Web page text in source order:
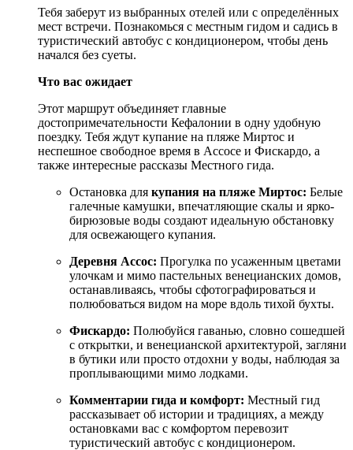
Тебя заберут из выбранных отелей или с определённых
мест встречи. Познакомься с местным гидом и садись в
туристический автобус с кондиционером, чтобы день
начался без суеты.
Что вас ожидает
Этот маршрут объединяет главные
достопримечательности Кефалонии в одну удобную
поездку. Тебя ждут купание на пляже Миртос и
неспешное свободное время в Ассосе и Фискардо, а
также интересные рассказы Местного гида.
Остановка для купания на пляже Миртос: Белые
галечные камушки, впечатляющие скалы и ярко-
бирюзовые воды создают идеальную обстановку
для освежающего купания.
Деревня Ассос: Прогулка по усаженным цветами
улочкам и мимо пастельных венецианских домов,
останавливаясь, чтобы сфотографироваться и
полюбоваться видом на море вдоль тихой бухты.
Фискардо: Полюбуйся гаванью, словно сошедшей
с открытки, и венецианской архитектурой, загляни
в бутики или просто отдохни у воды, наблюдая за
проплывающими мимо лодками.
Комментарии гида и комфорт: Местный гид
рассказывает об истории и традициях, а между
остановками вас с комфортом перевозит
туристический автобус с кондиционером.